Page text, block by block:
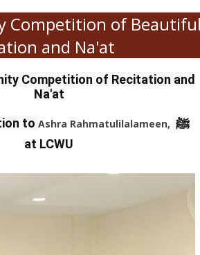
Competition of
and Na'at
Competition of Recitation and
Na'at
to Ashra Rahmatulilalameen, ﷺ
at LCWU